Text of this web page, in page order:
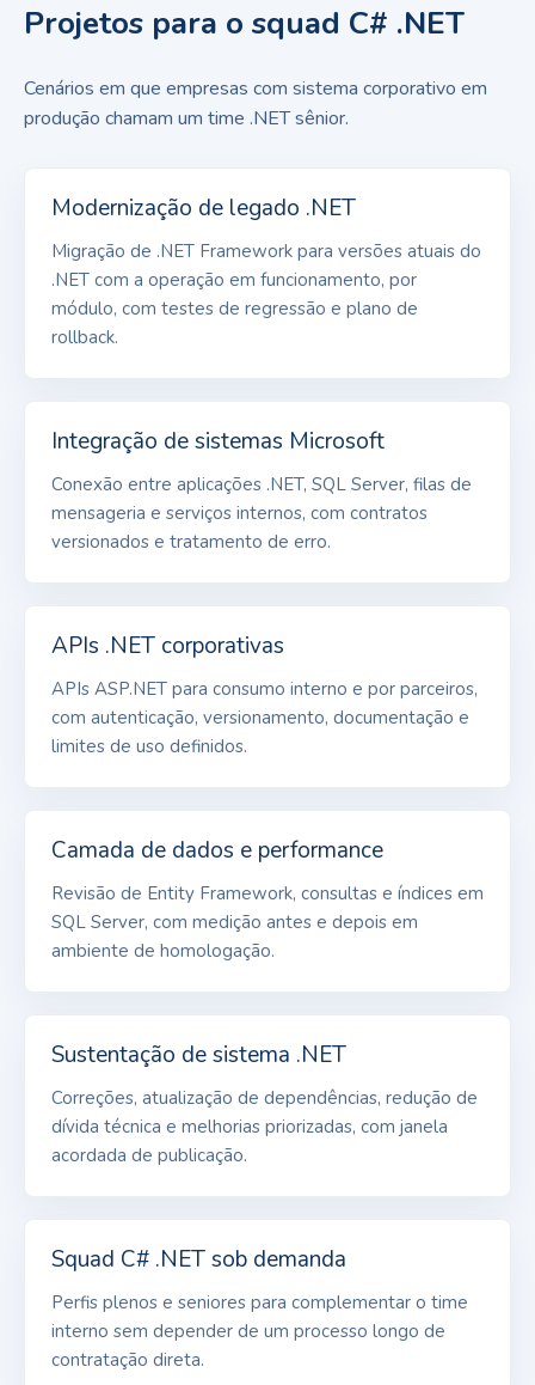
Projetos para o squad C# .NET
Cenários em que empresas com sistema corporativo em
produção chamam um time .NET sênior.
Modernização de legado .NET
Migração de .NET Framework para versões atuais do
.NET com a operação em funcionamento, por
módulo, com testes de regressão e plano de
rollback.
Integração de sistemas Microsoft
Conexão entre aplicações .NET, SQL Server, filas de
mensageria e serviços internos, com contratos
versionados e tratamento de erro.
APIs .NET corporativas
APIs ASP.NET para consumo interno e por parceiros,
com autenticação, versionamento, documentação e
limites de uso definidos.
Camada de dados e performance
Revisão de Entity Framework, consultas e índices em
SQL Server, com medição antes e depois em
ambiente de homologação.
Sustentação de sistema .NET
Correções, atualização de dependências, redução de
dívida técnica e melhorias priorizadas, com janela
acordada de publicação.
Squad C# .NET sob demanda
Perfis plenos e seniores para complementar o time
interno sem depender de um processo longo de
contratação direta.